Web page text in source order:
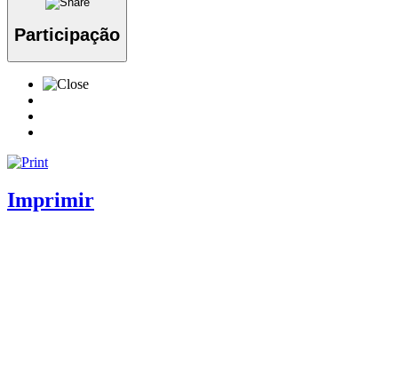
Participação
Imprimir